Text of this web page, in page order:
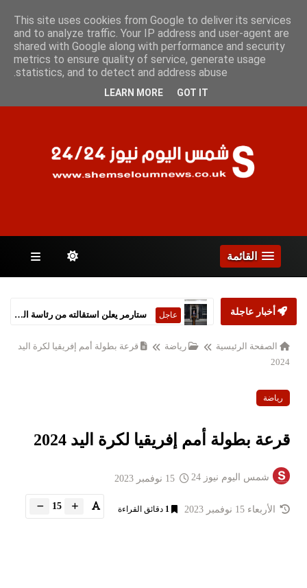
الصفحات
القائمة
أخبار عاجلة عاجل
الصفحة الرئيسية رياضة
قرعة بطولة أمم إفريقيا لكرة اليد
2024
رياضة
قرعة بطولة أمم إفريقيا لكرة اليد 2024
شمس اليوم نيوز 24
الأربعاء 15 نوفمبر 2023 1 دقائق القراءة 15
This site uses cookies from Google to deliver its services
and to analyze traffic. Your IP address and user-agent are
shared with Google along with performance and security
metrics to ensure quality of service, generate usage
statistics, and to detect and address abuse.
LEARN MORE GOT IT